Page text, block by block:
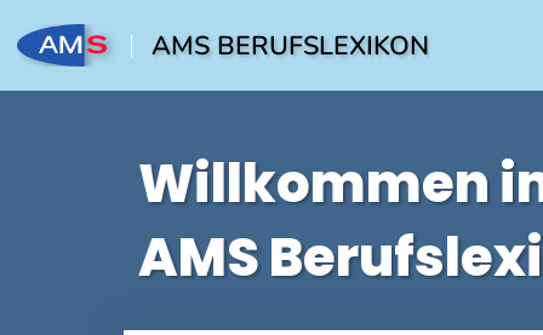
AMS BERUFSLEXIKON
Willkommen
AMS